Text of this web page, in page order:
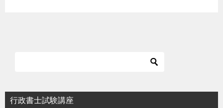
行政書士試験講座